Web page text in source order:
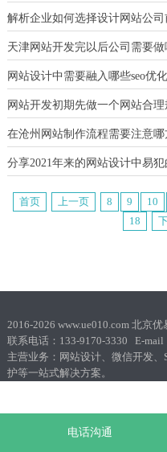
解析企业如何选择设计网站公
天津网站开发完以后公司需要
网站设计中需要融入哪些seo优
网站开发初期先做一个网站合理
在沧州网站制作流程需要注意
分享2021年来的网站设计中易
首页 上一页 8 9 10
18
2016-2026 www.ue010.com 北京
联系电话：133-9170-3330 E-mail
主营业务：网站设计、微信开发
护等一站式解决方案。
电话沟通